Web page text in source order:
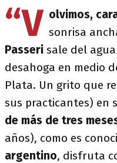
“V olvimos,
sonrisa
Passeri sale del
desahoga en medio
Plata. Un grito que
sus practicantes) en
de más de tres
años), como es
argentino, disfruta